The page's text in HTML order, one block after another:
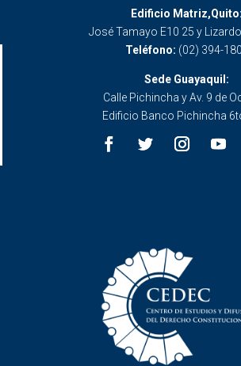
Edificio Matriz,Quito:
José Tamayo E10 25 y
Teléfono: (02) 394-
Sede Guayaquil:
Calle Pichincha y Av. 9 de
Edificio Banco Pichincha